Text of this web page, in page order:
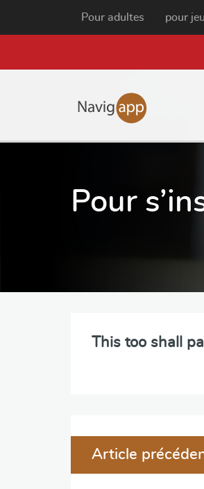
Pour adultes
pour
Pour
This too shall
de
Article